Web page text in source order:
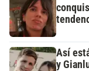
Así
y